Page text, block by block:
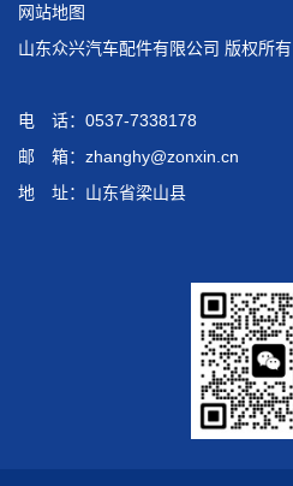
网站地图
山东众兴汽车配件有限公司 版权所有
电 话：0537-7338178
邮 箱：zhanghy@zonxin.cn
地 址：山东省梁山县